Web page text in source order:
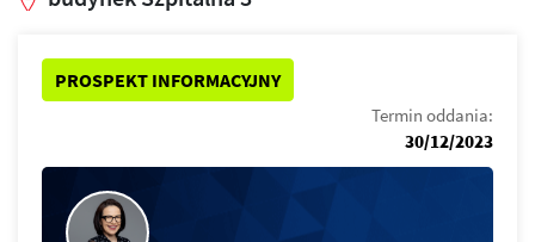
PROSPEKT INFORMACYJNY
Termin oddania:
30/12/2023